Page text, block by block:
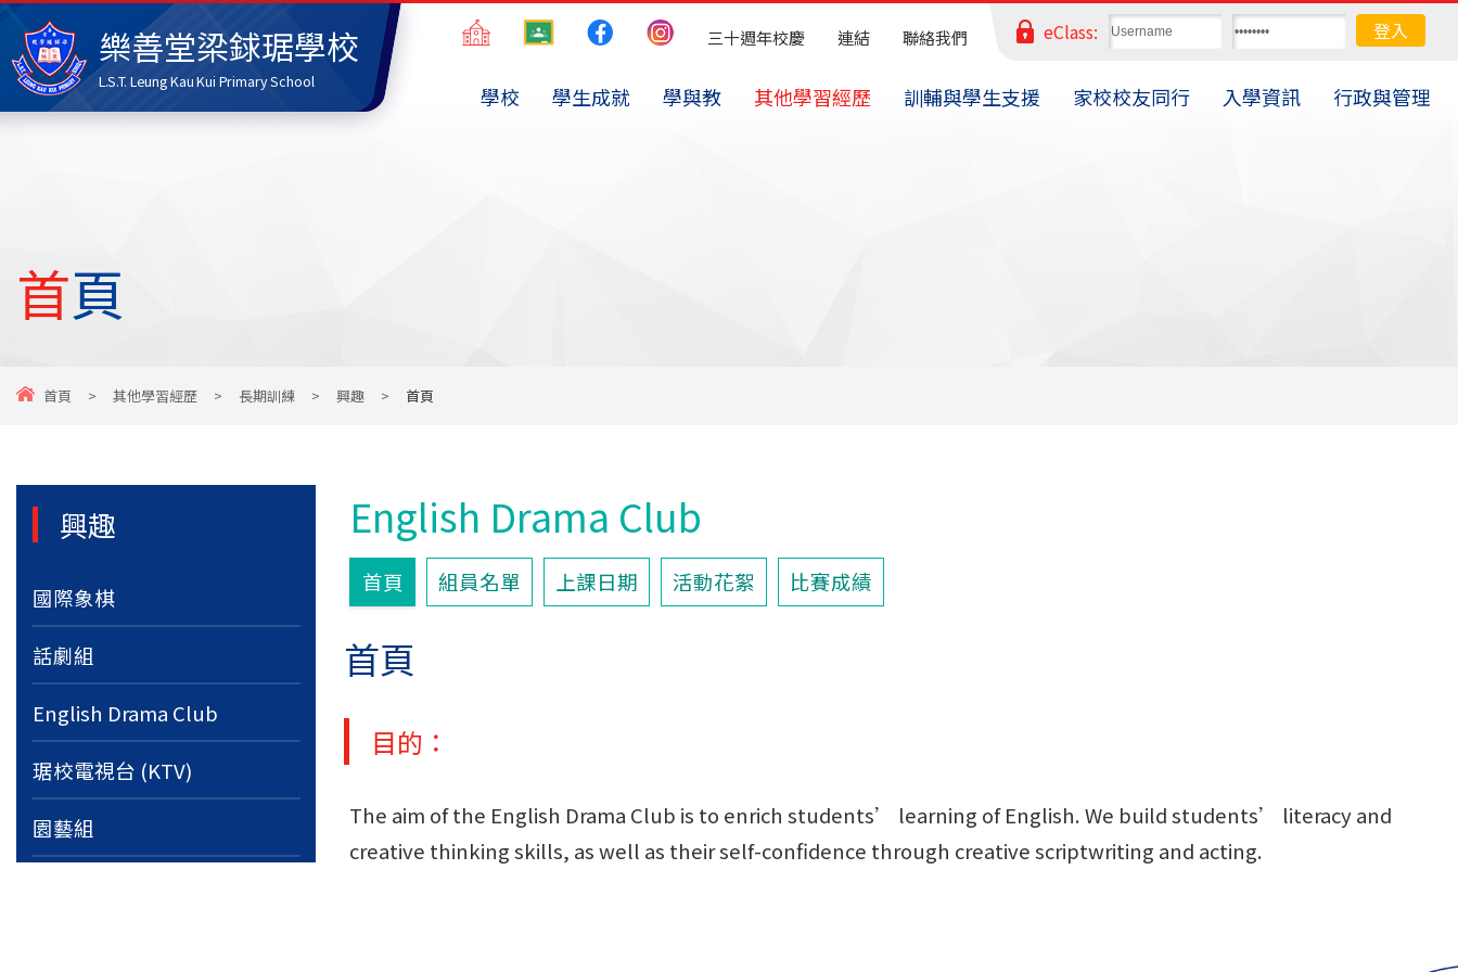
樂善堂梁銶琚學校
L.S.T. Leung Kau Kui Primary School
eClass:
三十週年校慶 連結 聯絡我們
學校 學生成就 學與教 其他學習經歷 訓輔與學生支援 家校校友同行 入學資訊 行政與管理
首頁
首頁 > 其他學習經歷 > 長期訓練 > 興趣 > 首頁
English Drama Club
首頁 組員名單 上課日期 活動花絮 比賽成績
首頁
目的：
The aim of the English Drama Club is to enrich students’ learning of English. We build students’ literacy and
creative thinking skills, as well as their self-confidence through creative scriptwriting and acting.
興趣
國際象棋
話劇組
English Drama Club
琚校電視台 (KTV)
園藝組